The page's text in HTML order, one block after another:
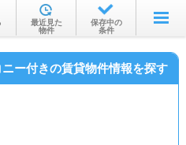
を探す
沿線・駅から
最近見た
物件
保存中の
条件
ー付きの賃貸物件情報を探す